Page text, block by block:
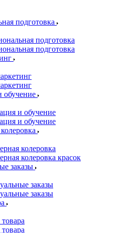
подготовка
подготовка
подготовка
обучение
и обучение
и обучение
колеровка
колеровка красок
заказы
заказы
заказы